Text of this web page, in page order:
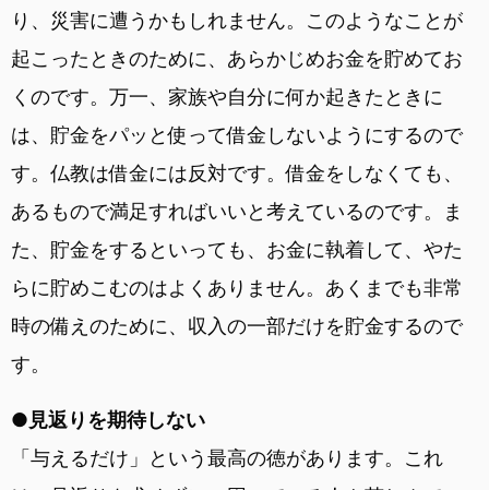
り、災害に遭うかもしれません。このようなことが
起こったときのために、あらかじめお金を貯めてお
くのです。万一、家族や自分に何か起きたときに
は、貯金をパッと使って借金しないようにするので
す。仏教は借金には反対です。借金をしなくても、
あるもので満足すればいいと考えているのです。ま
た、貯金をするといっても、お金に執着して、やた
らに貯めこむのはよくありません。あくまでも非常
時の備えのために、収入の一部だけを貯金するので
す。
●見返りを期待しない
「与えるだけ」という最高の徳があります。これ